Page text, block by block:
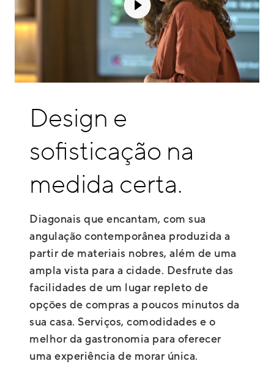
Design e
sofisticação na
medida certa.
Diagonais que encantam, com sua
angulação contemporânea produzida a
partir de materiais nobres, além de uma
ampla vista para a cidade. Desfrute das
facilidades de um lugar repleto de
opções de compras a poucos minutos da
sua casa. Serviços, comodidades e o
melhor da gastronomia para oferecer
uma experiência de morar única.